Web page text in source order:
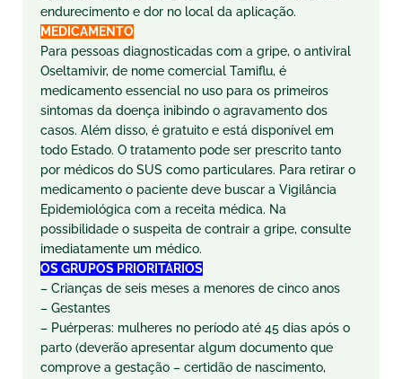
endurecimento e dor no local da aplicação.
MEDICAMENTO
Para pessoas diagnosticadas com a gripe, o antiviral
Oseltamivir, de nome comercial Tamiflu, é
medicamento essencial no uso para os primeiros
sintomas da doença inibindo o agravamento dos
casos. Além disso, é gratuito e está disponível em
todo Estado. O tratamento pode ser prescrito tanto
por médicos do SUS como particulares. Para retirar o
medicamento o paciente deve buscar a Vigilância
Epidemiológica com a receita médica. Na
possibilidade o suspeita de contrair a gripe, consulte
imediatamente um médico.
OS GRUPOS PRIORITÁRIOS
– Crianças de seis meses a menores de cinco anos
– Gestantes
– Puérperas: mulheres no período até 45 dias após o
parto (deverão apresentar algum documento que
comprove a gestação – certidão de nascimento,